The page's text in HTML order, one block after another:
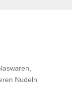
Nudeln